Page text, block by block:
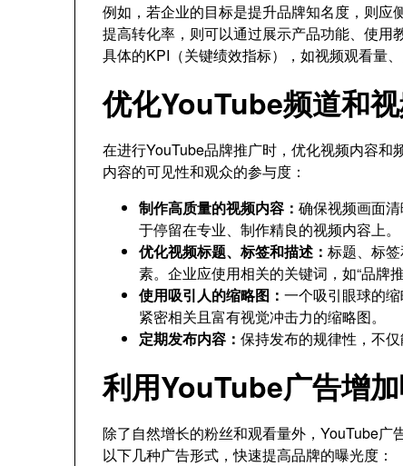
例如，若企业的目标是提升品牌知名度，则
提高转化率，则可以通过展示产品功能、使
具体的KPI（关键绩效指标），如视频观看量
优化YouTube频道和
在进行YouTube品牌推广时，优化视频内容
内容的可见性和观众的参与度：
制作高质量的视频内容： 确保视频画面
于停留在专业、制作精良的视频内容上。
优化视频标题、标签和描述： 标题、标
素。企业应使用相关的关键词，如“品牌
使用吸引人的缩略图： 一个吸引眼球的
紧密相关且富有视觉冲击力的缩略图。
定期发布内容： 保持发布的规律性，不
利用YouTube广告增
除了自然增长的粉丝和观看量外，YouTube
以下几种广告形式，快速提高品牌的曝光度：